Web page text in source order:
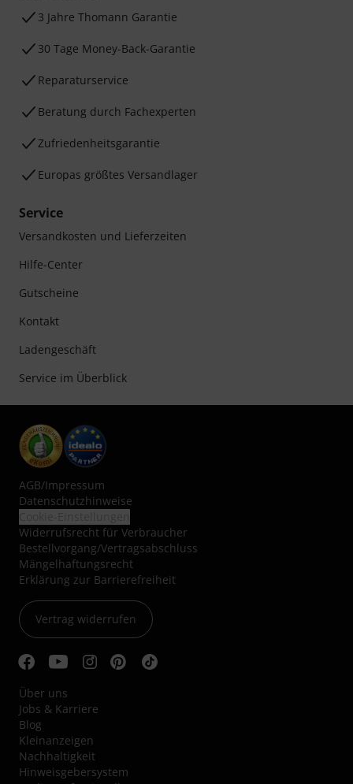
3 Jahre Thomann Garantie
30 Tage Money-Back-Garantie
Reparaturservice
Beratung durch Fachexperten
Zufriedenheitsgarantie
Europas größtes Versandlager
Service
Versandkosten und Lieferzeiten
Hilfe-Center
Gutscheine
Kontakt
Ladengeschäft
Service im Überblick
AGB/Impressum
Datenschutzhinweise
Widerrufsrecht für Verbraucher
Bestellvorgang/Vertragsabschluss
Mängelhaftungsrecht
Erklärung zur Barrierefreiheit
Vertrag widerrufen
Über uns
Jobs & Karriere
Blog
Kleinanzeigen
Nachhaltigkeit
Hinweisgebersystem